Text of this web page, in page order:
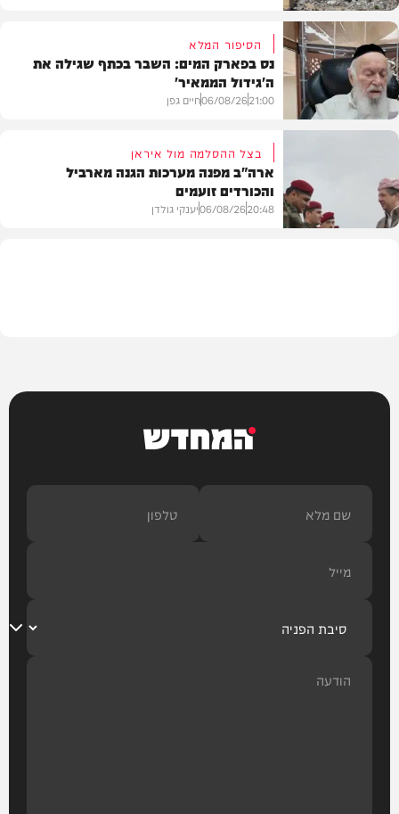
צבא וביטחון
הסיפור המלא
נס בפארק המים: השבר בכתף שגילה את
ה'גידול הממאיר'
21:00
06/08/26חיים גפן
בצל ההסלמה מול איראן
ארה"ב מפנה מערכות הגנה מארביל
והכורדים זועמים
20:48
06/08/26יענקי גולדן
המחדש